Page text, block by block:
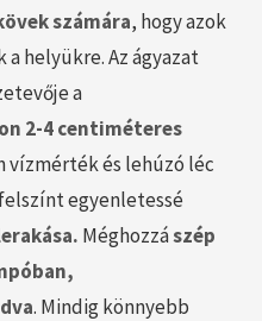
számára, hogy azok
helyükre. Az ágyazat
a
2-4 centiméteres
vízmérték és lehúzó léc
egyenletessé
Méghozzászép
. Mindig könnyebb